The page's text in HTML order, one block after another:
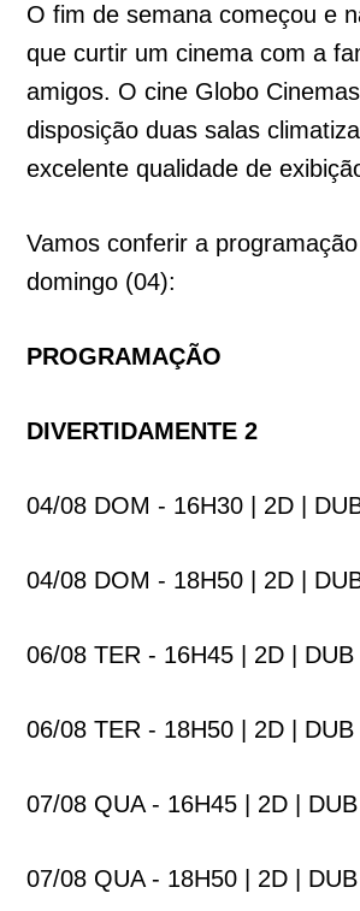
O fim de semana começou e
que curtir um cinema com a
amigos. O cine Globo
disposição duas salas
excelente qualidade de
Vamos conferir a
domingo (04):
PROGRAMAÇÃO
DIVERTIDAMENTE 2
04/08 DOM - 16H30 | 2D |
04/08 DOM - 18H50 | 2D |
06/08 TER - 16H45 | 2D | DUB
06/08 TER - 18H50 | 2D | DUB
07/08 QUA - 16H45 | 2D | DUB
07/08 QUA - 18H50 | 2D | DUB